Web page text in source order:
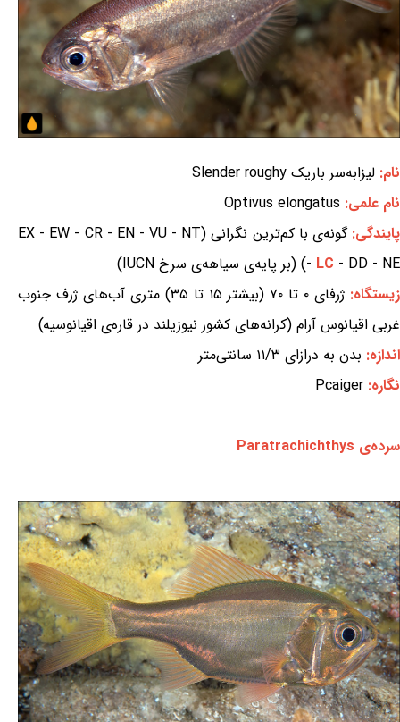
نام: لیزابه‌سر باریک Slender roughy
نام علمی: Optivus elongatus
پایندگی:
گونه‌ی با کم‌ترین نگرانی (EX - EW - CR - EN - VU - NT
- LC - DD - NE) (بر پایه‌ی سیاهه‌ی سرخ IUCN)
زیستگاه:
ژرفای ۰ تا ۷۰ (بیشتر ۱۵ تا ۳۵) متری آب‌های ژرف جنوب
غربی اقیانوس آرام (کرانه‌های کشور نیوزیلند در قاره‌ی اقیانوسیه)
اندازه: بدن به درازای ۱۱/۳ سانتی‌متر
نگاره: Pcaiger
سرده‌ی Paratrachichthys